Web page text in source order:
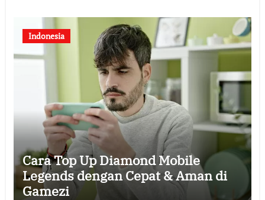
Indonesia
Cara Top Up Diamond Mobile
Legends dengan Cepat & Aman di
Gamezi